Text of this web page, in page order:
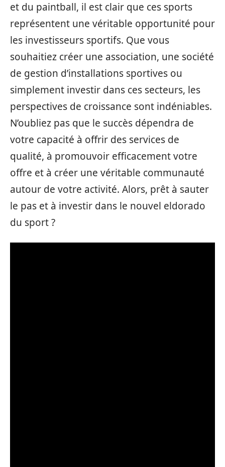
et du paintball, il est clair que ces sports
représentent une véritable opportunité pour
les investisseurs sportifs. Que vous
souhaitiez créer une association, une société
de gestion d’installations sportives ou
simplement investir dans ces secteurs, les
perspectives de croissance sont indéniables.
N’oubliez pas que le succès dépendra de
votre capacité à offrir des services de
qualité, à promouvoir efficacement votre
offre et à créer une véritable communauté
autour de votre activité. Alors, prêt à sauter
le pas et à investir dans le nouvel eldorado
du sport ?